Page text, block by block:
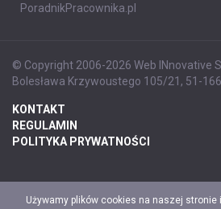
PoradnikPracownika.pl
© Copyright 2006-2026 Web INnovative
Bolesława Krzywoustego 105/21, 51-
KONTAKT
REGULAMIN
POLITYKA PRYWATNOŚCI
Używamy plików cookies na naszej